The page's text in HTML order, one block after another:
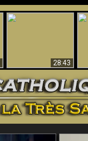
28:43